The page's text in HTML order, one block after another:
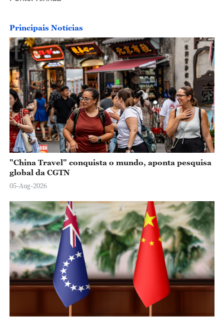
Principais Notícias
"China Travel" conquista o mundo, aponta pesquisa
global da CGTN
05-Aug-2026